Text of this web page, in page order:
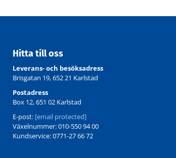
Hitta till oss
Leverans- och besöksadress
Brisgatan 19, 652 21 Karlstad
Postadress
Box 12, 651 02 Karlstad
E-post: [email protected]
Växelnummer: 010-550 94 00
Kundservice: 0771-27 66 72